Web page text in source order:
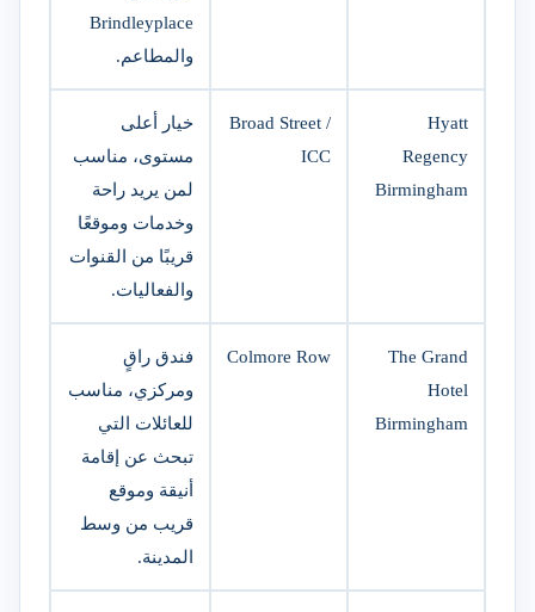
Brindleyplace
والمطاعم.
Hyatt
Regency
Birmingham
Broad Street /
ICC
خيار أعلى
مستوى، مناسب
لمن يريد راحة
وخدمات وموقعًا
قريبًا من القنوات
والفعاليات.
The Grand
Hotel
Birmingham
Colmore Row
فندق راقٍ
ومركزي، مناسب
للعائلات التي
تبحث عن إقامة
أنيقة وموقع
قريب من وسط
المدينة.